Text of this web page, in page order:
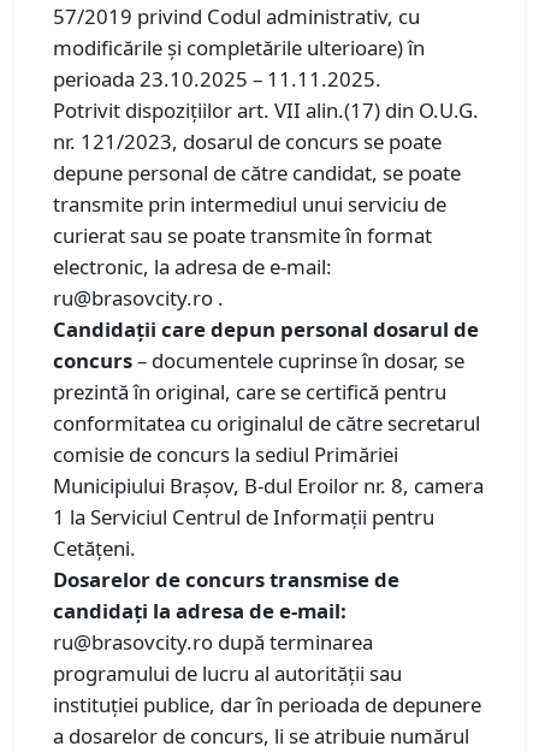
57/2019 privind Codul administrativ, cu
modificările și completările ulterioare) în
perioada 23.10.2025 – 11.11.2025.
Potrivit dispozițiilor art. VII alin.(17) din O.U.G.
nr. 121/2023, dosarul de concurs se poate
depune personal de către candidat, se poate
transmite prin intermediul unui serviciu de
curierat sau se poate transmite în format
electronic, la adresa de e-mail:
ru@brasovcity.ro .
Candidaţii care depun personal dosarul de
concurs– documentele cuprinse în dosar, se
prezintă în original, care se certifică pentru
conformitatea cu originalul de către secretarul
comisie de concurs la sediul Primăriei
Municipiului Brașov, B-dul Eroilor nr. 8, camera
1 la Serviciul Centrul de Informaţii pentru
Cetăţeni.
Dosarelor de concurs transmise de
candidați la adresa de e-mail:
ru@brasovcity.ro după terminarea
programului de lucru al autorității sau
instituției publice, dar în perioada de depunere
a dosarelor de concurs, li se atribuie numărul